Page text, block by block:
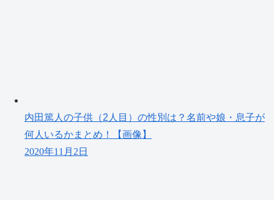
内田篤人の子供（2人目）の性別は？名前や娘・息子が
何人いるかまとめ！【画像】
2020年11月2日